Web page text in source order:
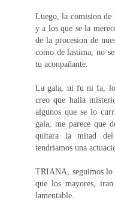
Luego, la comision de
y a los que se la
de la procesion de
como de lastima, no
tu aconpañante.
La gala, ni fu ni fa,
creo que halla
algunos que se lo
gala, me parece que
quitara la mitad
tendriamos una
TRIANA, seguimos lo
que los mayores,
lamentable.